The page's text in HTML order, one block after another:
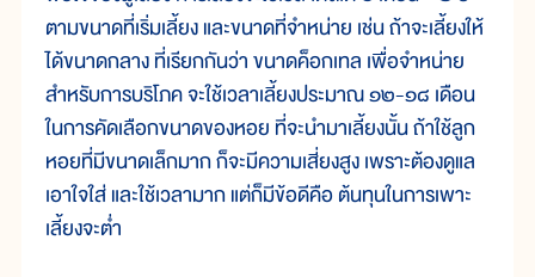
ตามขนาดที่เริ่มเลี้ยง และขนาดที่จำหน่าย เช่น ถ้าจะเลี้ยงให้
ได้ขนาดกลาง ที่เรียกกันว่า ขนาดค็อกเทล เพื่อจำหน่าย
สำหรับการบริโภค จะใช้เวลาเลี้ยงประมาณ ๑๒-๑๘ เดือน
ในการคัดเลือกขนาดของหอย ที่จะนำมาเลี้ยงนั้น ถ้าใช้ลูก
หอยที่มีขนาดเล็กมาก ก็จะมีความเสี่ยงสูง เพราะต้องดูแล
เอาใจใส่ และใช้เวลามาก แต่ก็มีข้อดีคือ ต้นทุนในการเพาะ
เลี้ยงจะต่ำ